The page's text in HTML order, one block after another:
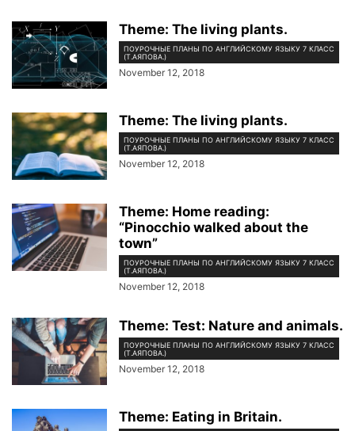
Theme: The living plants.
ПОУРОЧНЫЕ ПЛАНЫ ПО АНГЛИЙСКОМУ ЯЗЫКУ 7 КЛАСС
(Т.АЯПОВА.)
November 12, 2018
Theme: The living plants.
ПОУРОЧНЫЕ ПЛАНЫ ПО АНГЛИЙСКОМУ ЯЗЫКУ 7 КЛАСС
(Т.АЯПОВА.)
November 12, 2018
Theme: Home reading:
“Pinocchio walked about the
town”
ПОУРОЧНЫЕ ПЛАНЫ ПО АНГЛИЙСКОМУ ЯЗЫКУ 7 КЛАСС
(Т.АЯПОВА.)
November 12, 2018
Theme: Test: Nature and animals.
ПОУРОЧНЫЕ ПЛАНЫ ПО АНГЛИЙСКОМУ ЯЗЫКУ 7 КЛАСС
(Т.АЯПОВА.)
November 12, 2018
Theme: Eating in Britain.